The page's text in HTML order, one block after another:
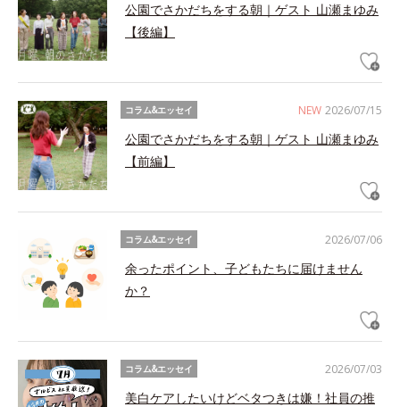
公園でさかだちをする朝｜ゲスト 山瀬まゆみ
【後編】
NEW 2026/07/15
コラム&エッセイ
公園でさかだちをする朝｜ゲスト 山瀬まゆみ
【前編】
2026/07/06
コラム&エッセイ
余ったポイント、子どもたちに届けません
か？
2026/07/03
コラム&エッセイ
美白ケアしたいけどベタつきは嫌！社員の推